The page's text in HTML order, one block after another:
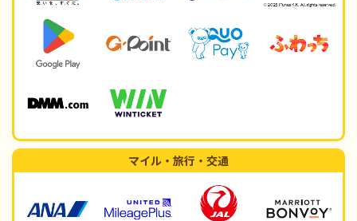
マイル・旅行・交通